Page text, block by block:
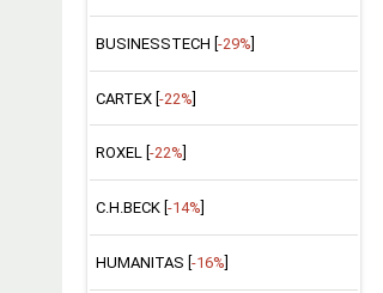
BUSINESSTECH [-29%]
CARTEX [-22%]
ROXEL [ -22%
C.H.BECK [ -14%
HUMANITAS [ -16%